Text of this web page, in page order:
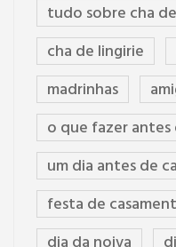
tudo sobre cha
cha de lingirie
madrinhas
o que fazer
um dia antes de
festa de